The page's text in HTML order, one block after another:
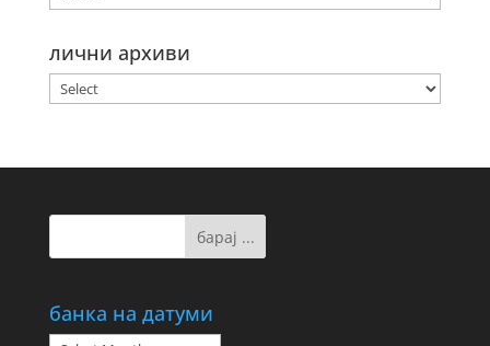
лични архиви
банка на датуми